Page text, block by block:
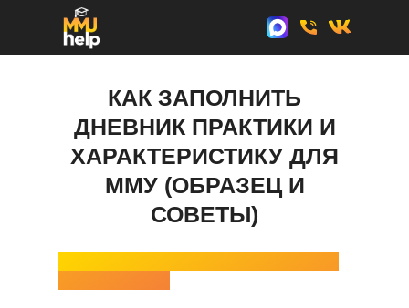
КАК ЗАПОЛНИТЬ
ДНЕВНИК ПРАКТИКИ И
ХАРАКТЕРИСТИКУ ДЛЯ
ММУ (ОБРАЗЕЦ И
СОВЕТЫ)